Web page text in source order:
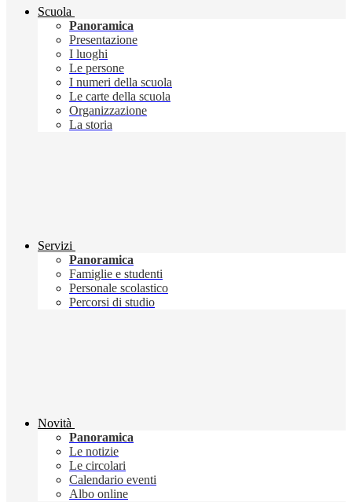
Scuola
Panoramica
Presentazione
I luoghi
Le persone
I numeri della scuola
Le carte della scuola
Organizzazione
La storia
Servizi
Panoramica
Famiglie e studenti
Personale scolastico
Percorsi di studio
Novità
Panoramica
Le notizie
Le circolari
Calendario eventi
Albo online